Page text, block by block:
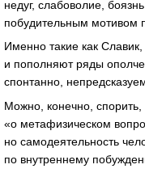
недуг, слабоволие,
побудительным мотивом
Именно такие как
и пополняют ряды
спонтанно,
Можно, конечно,
«о метафизическом
но самодеятельность
по внутреннему